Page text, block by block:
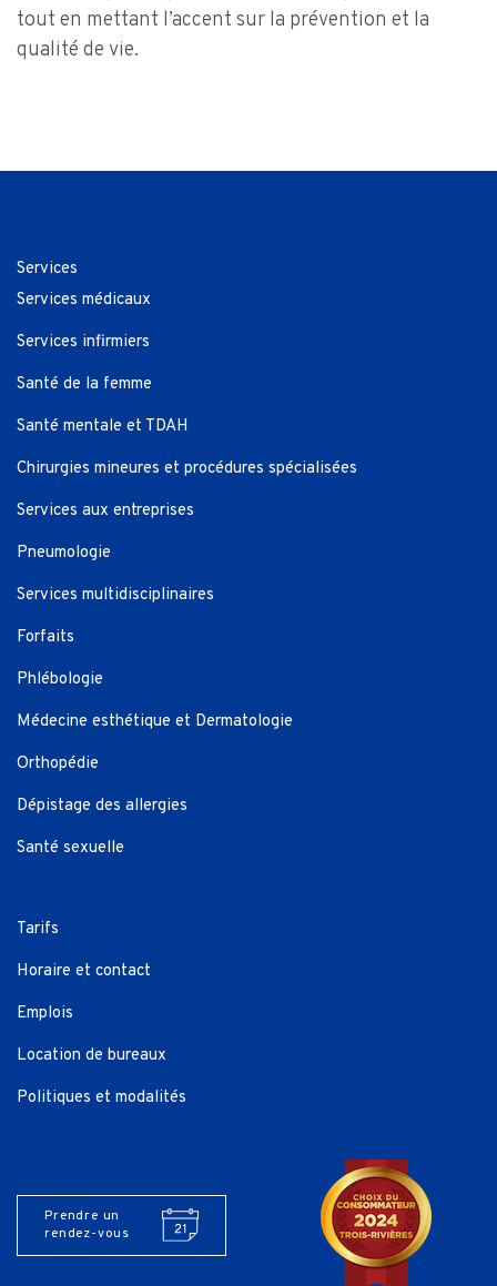
tout en mettant l’accent sur la prévention et la
qualité de vie.
Services
Services médicaux
Services infirmiers
Santé de la femme
Santé mentale et TDAH
Chirurgies mineures et procédures spécialisées
Services aux entreprises
Pneumologie
Services multidisciplinaires
Forfaits
Phlébologie
Médecine esthétique et Dermatologie
Orthopédie
Dépistage des allergies
Santé sexuelle
Tarifs
Horaire et contact
Emplois
Location de bureaux
Politiques et modalités
Prendre un
rendez-vous